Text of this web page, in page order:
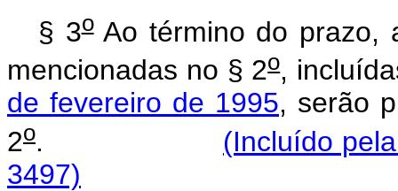
§ 3oAo término do prazo,
mencionadas no § 2o,
de fevereiro de 1995, serão
2o. (Incluído
3497)